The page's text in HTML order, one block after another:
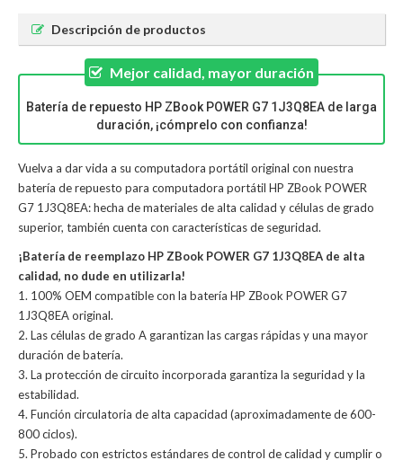
Descripción de productos
Mejor calidad, mayor duración
Batería de repuesto HP ZBook POWER G7 1J3Q8EA de larga
duración, ¡cómprelo con confianza!
Vuelva a dar vida a su computadora portátil original con nuestra
batería de repuesto para computadora portátil HP ZBook POWER
G7 1J3Q8EA: hecha de materiales de alta calidad y células de grado
superior, también cuenta con características de seguridad.
¡Batería de reemplazo HP ZBook POWER G7 1J3Q8EA de alta
calidad, no dude en utilizarla!
1. 100% OEM compatible con la batería HP ZBook POWER G7
1J3Q8EA original.
2. Las células de grado A garantizan las cargas rápidas y una mayor
duración de batería.
3. La protección de circuito incorporada garantiza la seguridad y la
estabilidad.
4. Función circulatoria de alta capacidad (aproximadamente de 600-
800 ciclos).
5. Probado con estrictos estándares de control de calidad y cumplir o